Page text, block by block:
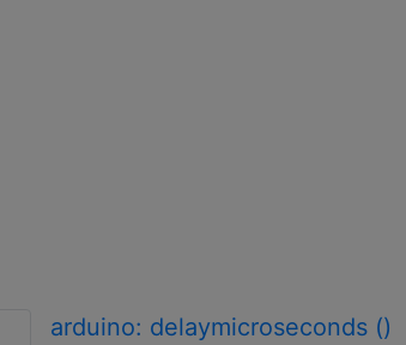
arduino: delaymicroseconds ()